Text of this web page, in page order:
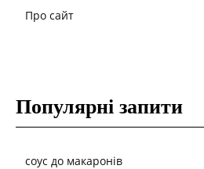
Про сайт
Популярні запити
соус до макаронів